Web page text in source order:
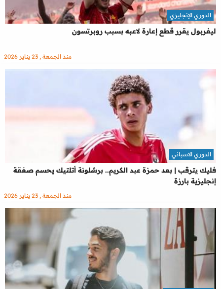
ليفربول يقرر قطع إعارة لاعبه بسبب روبرتسون
الدوري الإنجليزي
منذ الجمعة , 23 يناير 2026
فليك يترقب | بعد حمزة عبد الكريم.. برشلونة أتلتيك يحسم صفقة
إنجليزية بارزة
الدوري الاسباني
منذ الجمعة , 23 يناير 2026